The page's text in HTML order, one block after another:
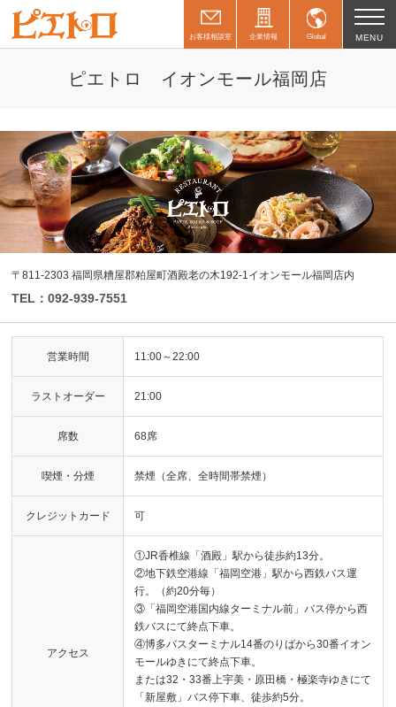
お客様相談室 企業情報 Global MENU
ピエトロ イオンモール福岡店
〒811-2303 福岡県糟屋郡粕屋町酒殿老の木192-1イオンモール福岡店内
TEL：092-939-7551
営業時間 11:00～22:00
ラストオーダー 21:00
席数 68席
喫煙・分煙 禁煙（全席、全時間帯禁煙）
クレジットカード 可
アクセス
①JR香椎線「酒殿」駅から徒歩約13分。
②地下鉄空港線「福岡空港」駅から西鉄バス運
行。（約20分毎）
③「福岡空港国内線ターミナル前」バス停から西
鉄バスにて終点下車。
④博多バスターミナル14番のりばから30番イオン
モールゆきにて終点下車。
または32・33番上宇美・原田橋・極楽寺ゆきにて
「新屋敷」バス停下車、徒歩約5分。